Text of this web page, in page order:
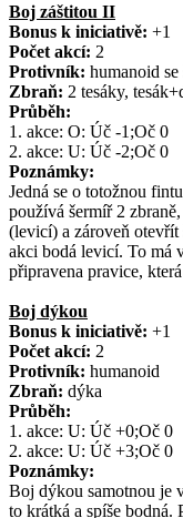
Boj záštitou II
Bonus k iniciativě: +1
Počet akcí: 2
Protivník: humanoid se
Zbraň: 2 tesáky,
Průběh:
1. akce: O: Úč -1;Oč 0
2. akce: U: Úč -2;Oč 0
Poznámky:
Jedná se o totožnou
používá šermíř 2
(levicí) a zároveň
akci bodá levicí. To má
připravena pravice,
Boj dýkou
Bonus k iniciativě: +1
Počet akcí: 2
Protivník: humanoid
Zbraň: dýka
Průběh:
1. akce: U: Úč +0;Oč 0
2. akce: U: Úč +3;Oč 0
Poznámky:
Boj dýkou samotnou je
to krátká a spíše bodná.